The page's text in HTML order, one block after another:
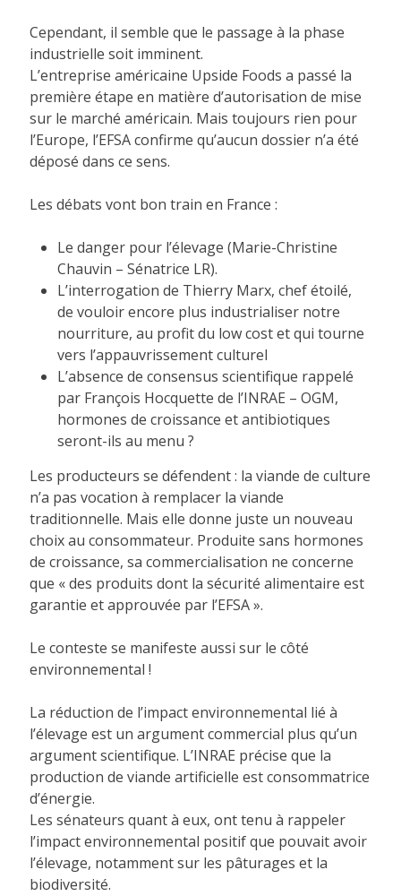
Cependant, il semble que le passage à la phase
industrielle soit imminent.
L’entreprise américaine Upside Foods a passé la
première étape en matière d’autorisation de mise
sur le marché américain. Mais toujours rien pour
l’Europe, l’EFSA confirme qu’aucun dossier n’a été
déposé dans ce sens.
Les débats vont bon train en France :
Le danger pour l’élevage (Marie-Christine
Chauvin – Sénatrice LR).
L’interrogation de Thierry Marx, chef étoilé,
de vouloir encore plus industrialiser notre
nourriture, au profit du low cost et qui tourne
vers l’appauvrissement culturel
L’absence de consensus scientifique rappelé
par François Hocquette de l’INRAE – OGM,
hormones de croissance et antibiotiques
seront-ils au menu ?
Les producteurs se défendent : la viande de culture
n’a pas vocation à remplacer la viande
traditionnelle. Mais elle donne juste un nouveau
choix au consommateur. Produite sans hormones
de croissance, sa commercialisation ne concerne
que « des produits dont la sécurité alimentaire est
garantie et approuvée par l’EFSA ».
Le conteste se manifeste aussi sur le côté
environnemental !
La réduction de l’impact environnemental lié à
l’élevage est un argument commercial plus qu’un
argument scientifique. L’INRAE précise que la
production de viande artificielle est consommatrice
d’énergie.
Les sénateurs quant à eux, ont tenu à rappeler
l’impact environnemental positif que pouvait avoir
l’élevage, notamment sur les pâturages et la
biodiversité.